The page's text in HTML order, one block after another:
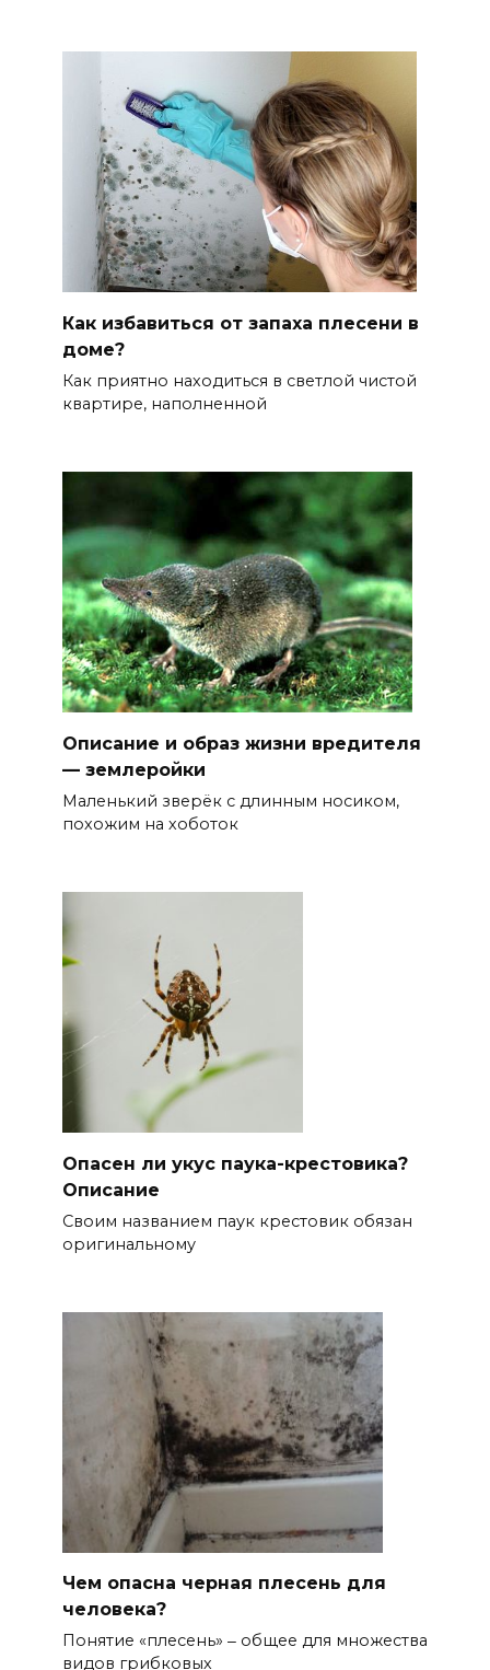
Как избавиться от запаха плесени в
доме?
Как приятно находиться в светлой чистой
квартире, наполненной
Описание и образ жизни вредителя
— землеройки
Маленький зверёк с длинным носиком,
похожим на хоботок
Опасен ли укус паука-крестовика?
Описание
Своим названием паук крестовик обязан
оригинальному
Чем опасна черная плесень для
человека?
Понятие «плесень» ‒ общее для множества
видов грибковых